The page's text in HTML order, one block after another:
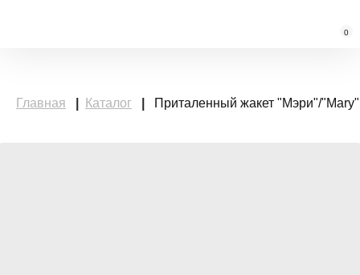
0
Главная Каталог Приталенный жакет "Мэри"/"Mary"